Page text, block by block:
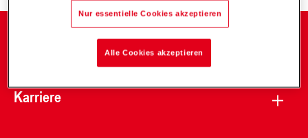
Karriere
Nur essentielle Cookies akzeptieren
Alle Cookies akzeptieren